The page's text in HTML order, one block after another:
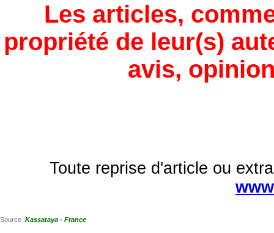
Les articles,
propriété de leur(s)
avis,
Toute reprise d'article ou
Source :Kassataya - France